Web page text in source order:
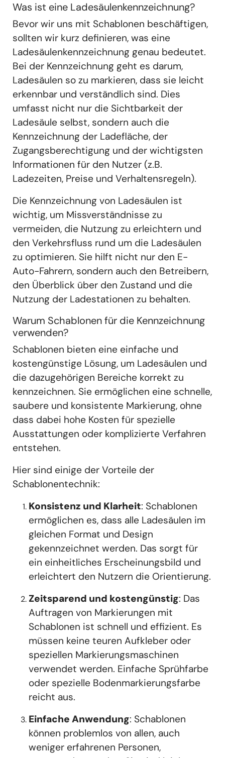
Was ist eine Ladesäulenkennzeichnung?
Bevor wir uns mit Schablonen beschäftigen,
sollten wir kurz definieren, was eine
Ladesäulenkennzeichnung genau bedeutet.
Bei der Kennzeichnung geht es darum,
Ladesäulen so zu markieren, dass sie leicht
erkennbar und verständlich sind. Dies
umfasst nicht nur die Sichtbarkeit der
Ladesäule selbst, sondern auch die
Kennzeichnung der Ladefläche, der
Zugangsberechtigung und der wichtigsten
Informationen für den Nutzer (z.B.
Ladezeiten, Preise und Verhaltensregeln).
Die Kennzeichnung von Ladesäulen ist
wichtig, um Missverständnisse zu
vermeiden, die Nutzung zu erleichtern und
den Verkehrsfluss rund um die Ladesäulen
zu optimieren. Sie hilft nicht nur den E-
Auto-Fahrern, sondern auch den Betreibern,
den Überblick über den Zustand und die
Nutzung der Ladestationen zu behalten.
Warum Schablonen für die Kennzeichnung
verwenden?
Schablonen bieten eine einfache und
kostengünstige Lösung, um Ladesäulen und
die dazugehörigen Bereiche korrekt zu
kennzeichnen. Sie ermöglichen eine schnelle,
saubere und konsistente Markierung, ohne
dass dabei hohe Kosten für spezielle
Ausstattungen oder komplizierte Verfahren
entstehen.
Hier sind einige der Vorteile der
Schablonentechnik:
Konsistenz und Klarheit: Schablonen
ermöglichen es, dass alle Ladesäulen im
gleichen Format und Design
gekennzeichnet werden. Das sorgt für
ein einheitliches Erscheinungsbild und
erleichtert den Nutzern die Orientierung.
Zeitsparend und kostengünstig: Das
Auftragen von Markierungen mit
Schablonen ist schnell und effizient. Es
müssen keine teuren Aufkleber oder
speziellen Markierungsmaschinen
verwendet werden. Einfache Sprühfarbe
oder spezielle Bodenmarkierungsfarbe
reicht aus.
Einfache Anwendung: Schablonen
können problemlos von allen, auch
weniger erfahrenen Personen,